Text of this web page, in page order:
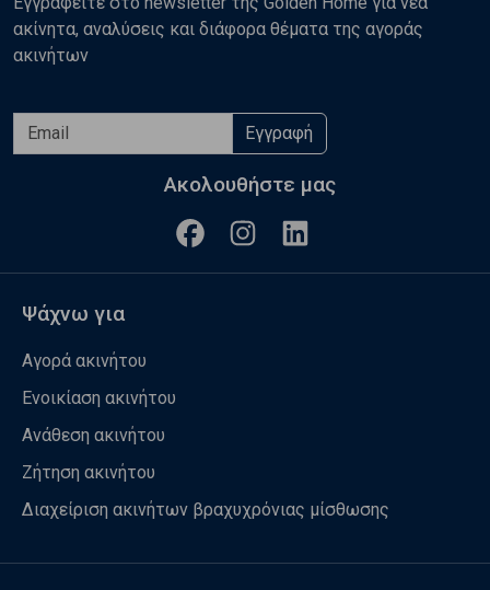
ακίνητα, αναλύσεις και διάφορα θέματα της αγοράς
ακινήτων
Εγγραφή
Ακολουθήστε μας
Ψάχνω για
Αγορά ακινήτου
Ενοικίαση ακινήτου
Ανάθεση ακινήτου
Ζήτηση ακινήτου
Διαχείριση ακινήτων βραχυχρόνιας μίσθωσης